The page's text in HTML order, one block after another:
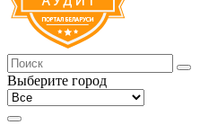
Выберите город